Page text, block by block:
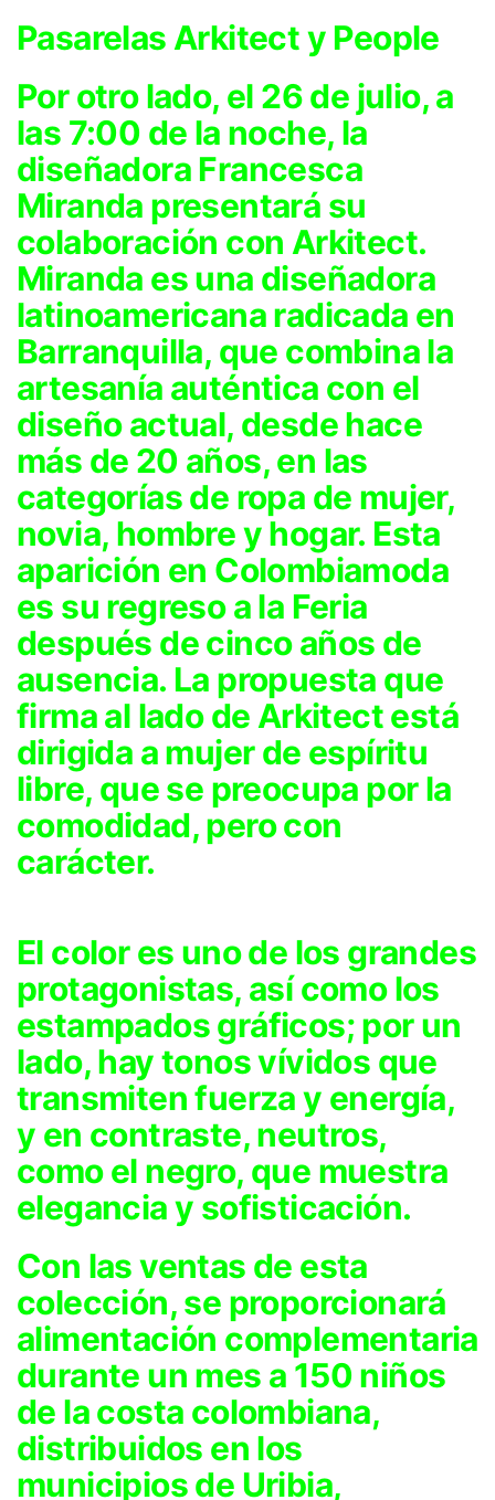
Pasarelas Arkitect y People
Por otro lado, el 26 de julio, a
las 7:00 de la noche, la
diseñadora Francesca
Miranda presentará su
colaboración con Arkitect.
Miranda es una diseñadora
latinoamericana radicada en
Barranquilla, que combina la
artesanía auténtica con el
diseño actual, desde hace
más de 20 años, en las
categorías de ropa de mujer,
novia, hombre y hogar. Esta
aparición en Colombiamoda
es su regreso a la Feria
después de cinco años de
ausencia. La propuesta que
firma al lado de Arkitect está
dirigida a mujer de espíritu
libre, que se preocupa por la
comodidad, pero con
carácter.
El color es uno de los grandes
protagonistas, así como los
estampados gráficos; por un
lado, hay tonos vívidos que
transmiten fuerza y energía,
y en contraste, neutros,
como el negro, que muestra
elegancia y sofisticación.
Con las ventas de esta
colección, se proporcionará
alimentación complementaria
durante un mes a 150 niños
de la costa colombiana,
distribuidos en los
municipios de Uribia,